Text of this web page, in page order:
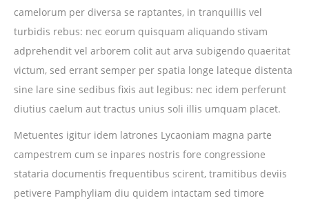
camelorum per diversa se raptantes, in tranquillis vel
turbidis rebus: nec eorum quisquam aliquando stivam
adprehendit vel arborem colit aut arva subigendo quaeritat
victum, sed errant semper per spatia longe lateque distenta
sine lare sine sedibus fixis aut legibus: nec idem perferunt
diutius caelum aut tractus unius soli illis umquam placet.
Metuentes igitur idem latrones Lycaoniam magna parte
campestrem cum se inpares nostris fore congressione
stataria documentis frequentibus scirent, tramitibus deviis
petivere Pamphyliam diu quidem intactam sed timore